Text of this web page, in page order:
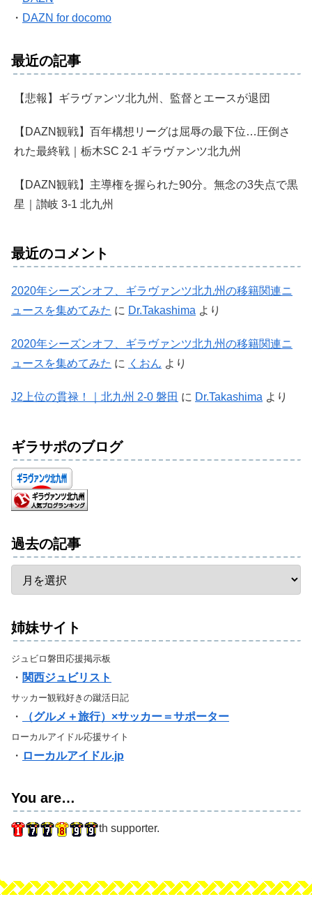
・ DAZN for docomo
最近の記事
【悲報】ギラヴァンツ北九州、監督とエースが退団
【DAZN観戦】百年構想リーグは屈辱の最下位…圧倒さ
れた最終戦｜栃木SC 2-1 ギラヴァンツ北九州
【DAZN観戦】主導権を握られた90分。無念の3失点で黒
星｜讃岐 3-1 北九州
最近のコメント
2020年シーズンオフ、ギラヴァンツ北九州の移籍関連ニ
ュースを集めてみた に Dr.Takashima より
2020年シーズンオフ、ギラヴァンツ北九州の移籍関連ニ
ュースを集めてみた に くおん より
J2上位の貫禄！｜北九州 2-0 磐田 に Dr.Takashima より
ギラサポのブログ
過去の記事
姉妹サイト
ジュビロ磐田応援掲示板
・ 関西ジュビリスト
サッカー観戦好きの蹴活日記
・ （グルメ＋旅行）×サッカー＝サポーター
ローカルアイドル応援サイト
・ ローカルアイドル.jp
You are…
th supporter.